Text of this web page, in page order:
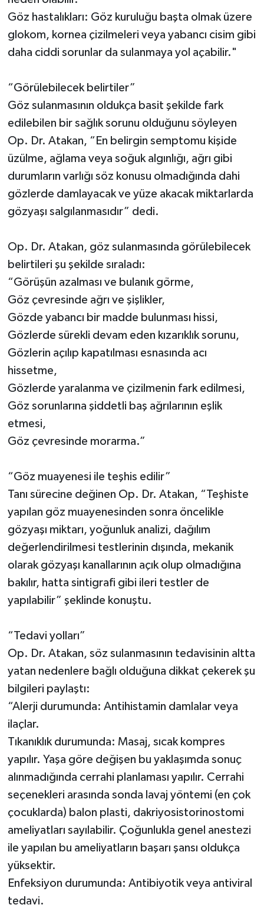
Göz hastalıkları: Göz kuruluğu başta olmak üzere
glokom, kornea çizilmeleri veya yabancı cisim gibi
daha ciddi sorunlar da sulanmaya yol açabilir."
“Görülebilecek belirtiler”
Göz sulanmasının oldukça basit şekilde fark
edilebilen bir sağlık sorunu olduğunu söyleyen
Op. Dr. Atakan, “En belirgin semptomu kişide
üzülme, ağlama veya soğuk algınlığı, ağrı gibi
durumların varlığı söz konusu olmadığında dahi
gözlerde damlayacak ve yüze akacak miktarlarda
gözyaşı salgılanmasıdır” dedi.
Op. Dr. Atakan, göz sulanmasında görülebilecek
belirtileri şu şekilde sıraladı:
“Görüşün azalması ve bulanık görme,
Göz çevresinde ağrı ve şişlikler,
Gözde yabancı bir madde bulunması hissi,
Gözlerde sürekli devam eden kızarıklık sorunu,
Gözlerin açılıp kapatılması esnasında acı
hissetme,
Gözlerde yaralanma ve çizilmenin fark edilmesi,
Göz sorunlarına şiddetli baş ağrılarının eşlik
etmesi,
Göz çevresinde morarma.”
“Göz muayenesi ile teşhis edilir”
Tanı sürecine değinen Op. Dr. Atakan, “Teşhiste
yapılan göz muayenesinden sonra öncelikle
gözyaşı miktarı, yoğunluk analizi, dağılım
değerlendirilmesi testlerinin dışında, mekanik
olarak gözyaşı kanallarının açık olup olmadığına
bakılır, hatta sintigrafi gibi ileri testler de
yapılabilir” şeklinde konuştu.
“Tedavi yolları”
Op. Dr. Atakan, söz sulanmasının tedavisinin altta
yatan nedenlere bağlı olduğuna dikkat çekerek şu
bilgileri paylaştı:
“Alerji durumunda: Antihistamin damlalar veya
ilaçlar.
Tıkanıklık durumunda: Masaj, sıcak kompres
yapılır. Yaşa göre değişen bu yaklaşımda sonuç
alınmadığında cerrahi planlaması yapılır. Cerrahi
seçenekleri arasında sonda lavaj yöntemi (en çok
çocuklarda) balon plasti, dakriyosistorinostomi
ameliyatları sayılabilir. Çoğunlukla genel anestezi
ile yapılan bu ameliyatların başarı şansı oldukça
yüksektir.
Enfeksiyon durumunda: Antibiyotik veya antiviral
tedavi.